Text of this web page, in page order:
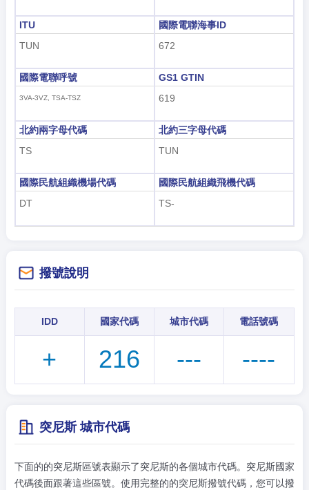
ITU
TUN
國際電聯海事ID
672
國際電聯呼號
3VA-3VZ, TSA-TSZ
GS1 GTIN
619
北約兩字母代碼
TS
北約三字母代碼
TUN
國際民航組織機場代碼
DT
國際民航組織飛機代碼
TS-
撥號說明
IDD 國家代碼 城市代碼 電話號碼
+ 216 --- ----
突尼斯 城市代碼
下面的的突尼斯區號表顯示了突尼斯的各個城市代碼。突尼斯國家
代碼後面跟著這些區號。使用完整的的突尼斯撥號代碼，您可以撥